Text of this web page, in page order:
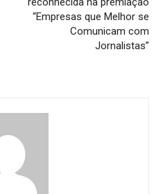
“Empresas que Melhor se
Comunicam com
Jornalistas”